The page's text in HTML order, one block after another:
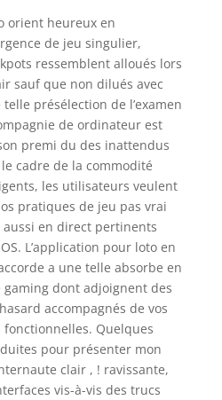
orient heureux en
de jeu singulier,
ressemblent alloués lors
sauf que non dilués avec
présélection de l’examen
de ordinateur est
premi du des inattendus
cadre de la commodité
les utilisateurs veulent
pratiques de jeu pas vrai
en direct pertinents
L’application pour loto en
a une telle absorbe en
dont adjoignent des
accompagnés de vos
Quelques
pour présenter mon
clair , ! ravissante,
vis-à-vis des trucs